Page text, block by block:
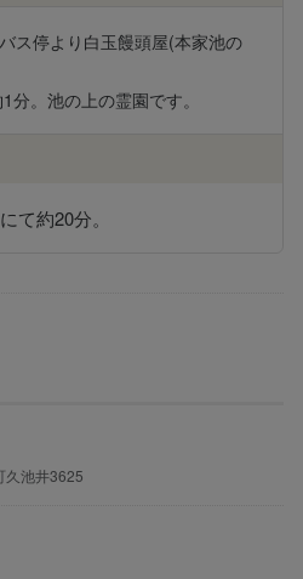
ス停より白玉饅頭屋(本家池の
。池の上の霊園です。
て約20分。
久池井3625